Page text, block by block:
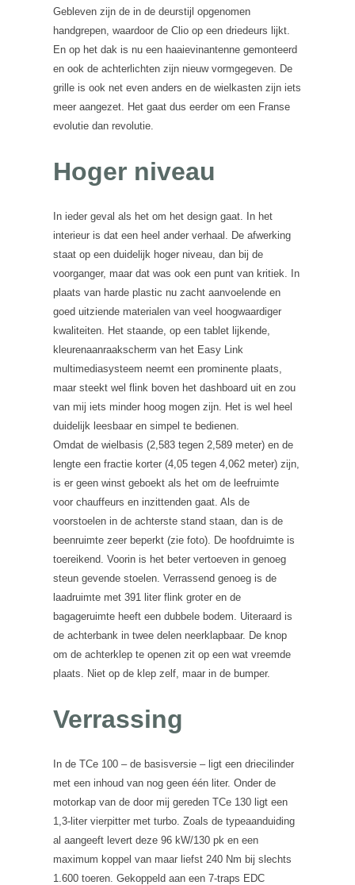
Gebleven zijn de in de deurstijl opgenomen
handgrepen, waardoor de Clio op een driedeurs lijkt.
En op het dak is nu een haaievinantenne gemonteerd
en ook de achterlichten zijn nieuw vormgegeven. De
grille is ook net even anders en de wielkasten zijn iets
meer aangezet. Het gaat dus eerder om een Franse
evolutie dan revolutie.
Hoger niveau
In ieder geval als het om het design gaat. In het
interieur is dat een heel ander verhaal. De afwerking
staat op een duidelijk hoger niveau, dan bij de
voorganger, maar dat was ook een punt van kritiek. In
plaats van harde plastic nu zacht aanvoelende en
goed uitziende materialen van veel hoogwaardiger
kwaliteiten. Het staande, op een tablet lijkende,
kleurenaanraakscherm van het Easy Link
multimediasysteem neemt een prominente plaats,
maar steekt wel flink boven het dashboard uit en zou
van mij iets minder hoog mogen zijn. Het is wel heel
duidelijk leesbaar en simpel te bedienen.
Omdat de wielbasis (2,583 tegen 2,589 meter) en de
lengte een fractie korter (4,05 tegen 4,062 meter) zijn,
is er geen winst geboekt als het om de leefruimte
voor chauffeurs en inzittenden gaat. Als de
voorstoelen in de achterste stand staan, dan is de
beenruimte zeer beperkt (zie foto). De hoofdruimte is
toereikend. Voorin is het beter vertoeven in genoeg
steun gevende stoelen. Verrassend genoeg is de
laadruimte met 391 liter flink groter en de
bagageruimte heeft een dubbele bodem. Uiteraard is
de achterbank in twee delen neerklapbaar. De knop
om de achterklep te openen zit op een wat vreemde
plaats. Niet op de klep zelf, maar in de bumper.
Verrassing
In de TCe 100 – de basisversie – ligt een driecilinder
met een inhoud van nog geen één liter. Onder de
motorkap van de door mij gereden TCe 130 ligt een
1,3-liter vierpitter met turbo. Zoals de typeaanduiding
al aangeeft levert deze 96 kW/130 pk en een
maximum koppel van maar liefst 240 Nm bij slechts
1.600 toeren. Gekoppeld aan een 7-traps EDC